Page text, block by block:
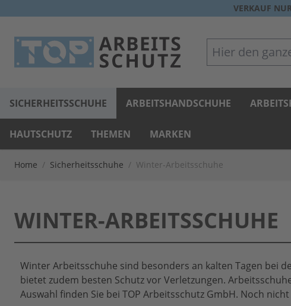
VERKAUF
Hier den ganzen
SICHERHEITSSCHUHE ARBEITSHANDSCHUHE
HAUTSCHUTZ THEMEN MARKEN
Home / Sicherheitsschuhe / Winter-Arbeitsschuhe
WINTER-ARBEITSSCHUHE
Winter Arbeitsschuhe sind besonders an kalten Tagen bei
bietet zudem besten Schutz vor Verletzungen.
Auswahl finden Sie bei TOP Arbeitsschutz GmbH. Noch